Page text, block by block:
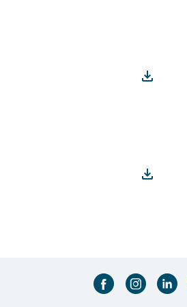
facebook-cirkel instagram-cirkel linkedin-cirkel